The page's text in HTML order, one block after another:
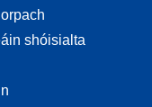
shóisialta